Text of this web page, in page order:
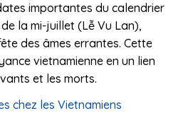
importantes du calendrier
la mi-juillet (Lễ Vu Lan),
des âmes errantes. Cette
vietnamienne en un lien
et les morts.
chez les Vietnamiens